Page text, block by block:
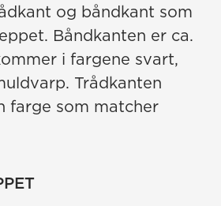
og båndkant som
Båndkanten er ca.
i fargene svart,
Trådkanten
farge som matcher